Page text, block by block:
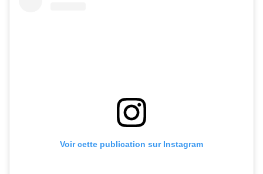
Voir cette publication sur Instagram